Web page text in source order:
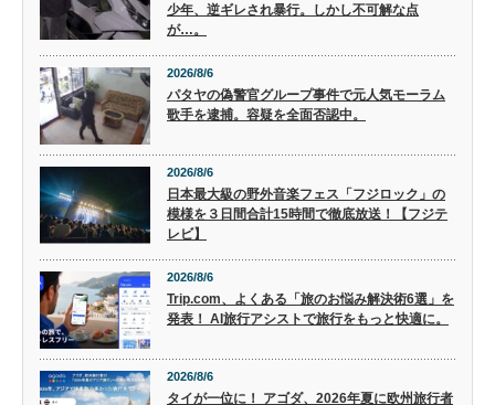
少年、逆ギレされ暴行。しかし不可解な点
が…。
2026/8/6
パタヤの偽警官グループ事件で元人気モーラム
歌手を逮捕。容疑を全面否認中。
2026/8/6
日本最大級の野外音楽フェス「フジロック」の
模様を３日間合計15時間で徹底放送！【フジテ
レビ】
2026/8/6
Trip.com、よくある「旅のお悩み解決術6選」を
発表！ AI旅行アシストで旅行をもっと快適に。
2026/8/6
タイが一位に！ アゴダ、2026年夏に欧州旅行者